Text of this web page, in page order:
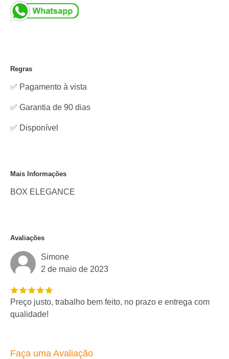
Regras
✅ Pagamento à vista
✅ Garantia de 90 dias
✅ Disponível
Mais Informações
BOX ELEGANCE
Avaliações
Simone
2 de maio de 2023
Preço justo, trabalho bem feito, no prazo e entrega com
qualidade!
Faça uma Avaliação